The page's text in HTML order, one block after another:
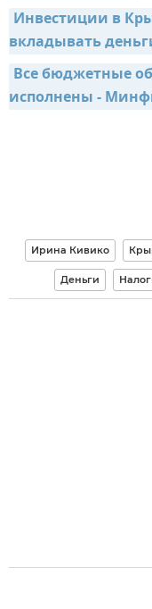
Инвестиции в
вкладывать
Все бюджетные
исполнены -
Ирина Кивико
Деньги